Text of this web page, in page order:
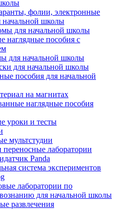
фолии, электронные
начальной школы
для начальной школы
наглядные пособия с
для начальной школы
для начальной школы
пособия для начальной
на магнитах
наглядные пособия
уроки и тесты
мультстудии
лаборатории
Panda
система экспериментов
лаборатории по
для начальной школы
развлечения